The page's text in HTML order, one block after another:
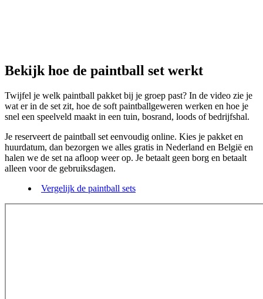
Bekijk hoe de paintball set werkt
Twijfel je welk paintball pakket bij je groep past? In de video zie je
wat er in de set zit, hoe de soft paintballgeweren werken en hoe je
snel een speelveld maakt in een tuin, bosrand, loods of bedrijfshal.
Je reserveert de paintball set eenvoudig online. Kies je pakket en
huurdatum, dan bezorgen we alles gratis in Nederland en België en
halen we de set na afloop weer op. Je betaalt geen borg en betaalt
alleen voor de gebruiksdagen.
Vergelijk de paintball sets